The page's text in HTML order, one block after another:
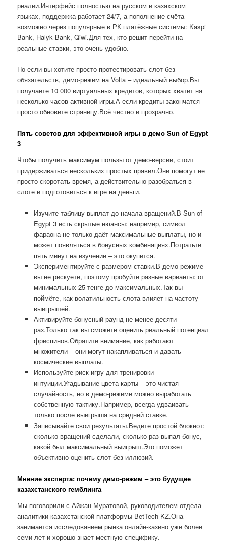
реалии.Интерфейс полностью на русском и казахском
языках, поддержка работает 24/7, а пополнение счёта
возможно через популярные в РК платёжные системы: Kaspi
Bank, Halyk Bank, Qiwi.Для тех, кто решит перейти на
реальные ставки, это очень удобно.
Но если вы хотите просто протестировать слот без
обязательств, демо-режим на Volta – идеальный выбор.Вы
получаете 10 000 виртуальных кредитов, которых хватит на
несколько часов активной игры.А если кредиты закончатся –
просто обновите страницу.Всё честно и прозрачно.
Пять советов для эффективной игры в демо Sun of Egypt
3
Чтобы получить максимум пользы от демо-версии, стоит
придерживаться нескольких простых правил.Они помогут не
просто скоротать время, а действительно разобраться в
слоте и подготовиться к игре на деньги.
Изучите таблицу выплат до начала вращений.В Sun of
Egypt 3 есть скрытые нюансы: например, символ
фараона не только даёт максимальные выплаты, но и
может появляться в бонусных комбинациях.Потратьте
пять минут на изучение – это окупится.
Экспериментируйте с размером ставки.В демо-режиме
вы не рискуете, поэтому пробуйте разные варианты: от
минимальных 25 тенге до максимальных.Так вы
поймёте, как волатильность слота влияет на частоту
выигрышей.
Активируйте бонусный раунд не менее десяти
раз.Только так вы сможете оценить реальный потенциал
фриспинов.Обратите внимание, как работают
множители – они могут накапливаться и давать
космические выплаты.
Используйте риск-игру для тренировки
интуиции.Угадывание цвета карты – это чистая
случайность, но в демо-режиме можно выработать
собственную тактику.Например, всегда удваивать
только после выигрыша на средней ставке.
Записывайте свои результаты.Ведите простой блокнот:
сколько вращений сделали, сколько раз выпал бонус,
какой был максимальный выигрыш.Это поможет
объективно оценить слот без иллюзий.
Мнение эксперта: почему демо-режим – это будущее
казахстанского гемблинга
Мы поговорили с Айжан Муратовой, руководителем отдела
аналитики казахстанской платформы BetTech KZ.Она
занимается исследованием рынка онлайн-казино уже более
семи лет и хорошо знает местную специфику.